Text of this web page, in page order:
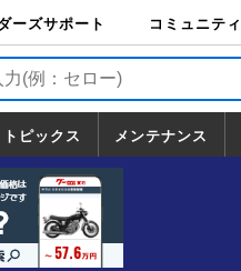
ーズサポート
ーズサポート
輸送
ガレージライ
車両保険
サービス
試乗
コミュニティ
トピックス
トピックス
一覧
ホンダ
ヤマハ
スズキ
カワサキ
ハーレーダ
ビッドソン
BMW
ドゥカティ
トライアン
フ
メンテナンス